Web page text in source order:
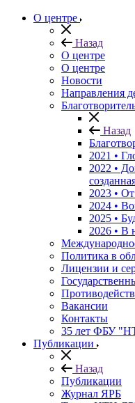
О центре
Назад
О центре
О центре
Новости
Направления
Назад
2021 •
2022 •
2023 •
2024 •
2025 •
2026 • В
Политика в
Лицензии и
Вакансии
Контакты
35 лет ФБУ
Публикации
Назад
Публикации
Журнал ЯРБ